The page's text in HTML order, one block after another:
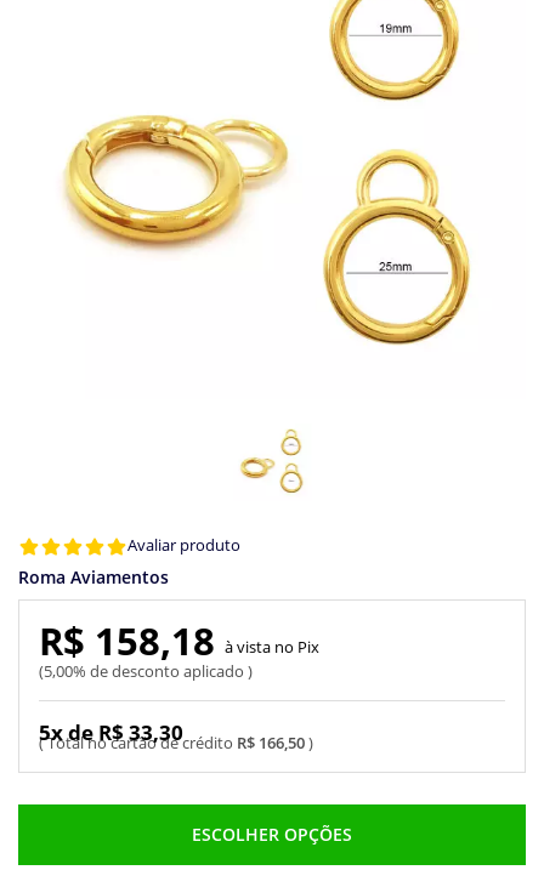
Avaliar produto
Roma Aviamentos
R$ 166,50
5x de R$ 33,30
R$ 158,18
5,00% de desconto aplicado
Pix
ESCOLHER OPÇÕES